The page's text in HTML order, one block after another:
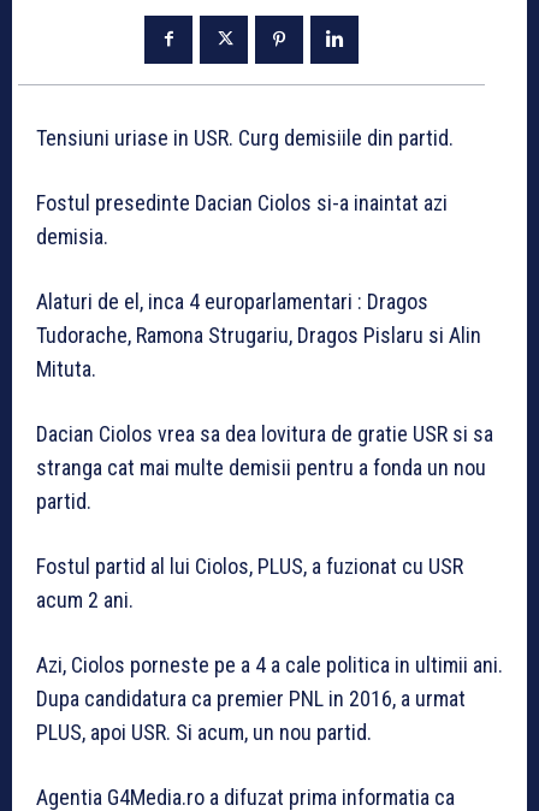
Tensiuni uriase in USR. Curg demisiile din partid.
Fostul presedinte Dacian Ciolos si-a inaintat azi
demisia.
Alaturi de el, inca 4 europarlamentari : Dragos
Tudorache, Ramona Strugariu, Dragos Pislaru si Alin
Mituta.
Dacian Ciolos vrea sa dea lovitura de gratie USR si sa
stranga cat mai multe demisii pentru a fonda un nou
partid.
Fostul partid al lui Ciolos, PLUS, a fuzionat cu USR
acum 2 ani.
Azi, Ciolos porneste pe a 4 a cale politica in ultimii ani.
Dupa candidatura ca premier PNL in 2016, a urmat
PLUS, apoi USR. Si acum, un nou partid.
Agentia G4Media.ro a difuzat prima informatia ca